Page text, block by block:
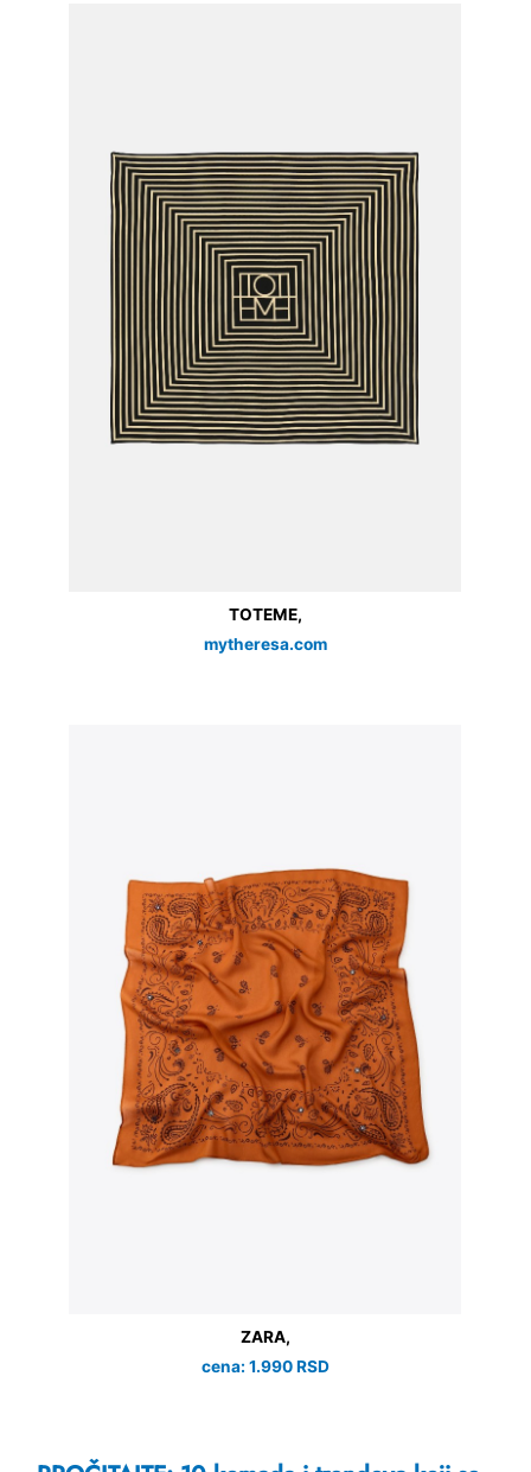
TOTEME,
mytheresa.com
ZARA,
cena: 1.990 RSD